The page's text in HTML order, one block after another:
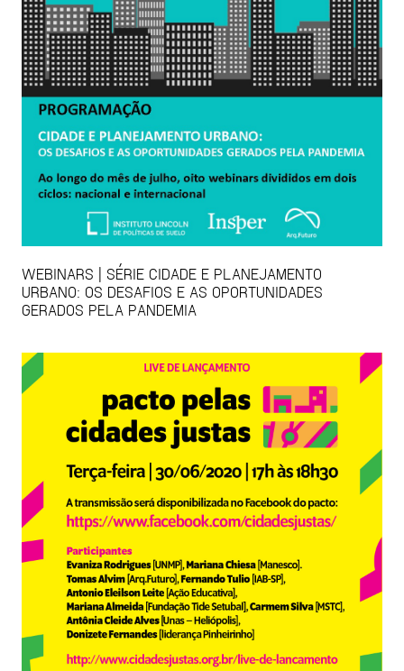
WEBINARS | SÉRIE CIDADE E PLANEJAMENTO
URBANO: OS DESAFIOS E AS OPORTUNIDADES
GERADOS PELA PANDEMIA